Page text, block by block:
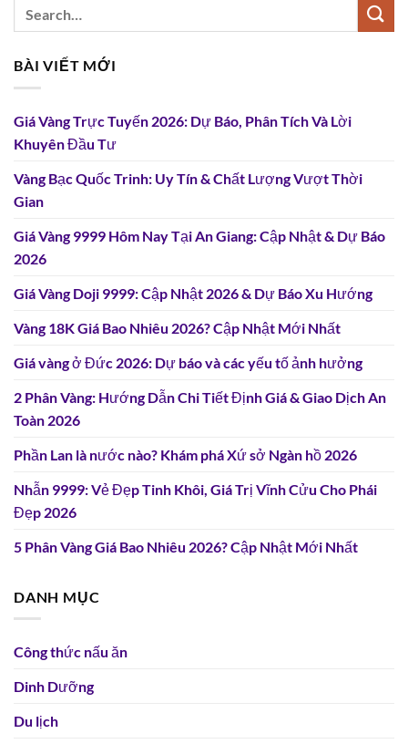
BÀI VIẾT MỚI
Giá Vàng Trực Tuyến 2026: Dự Báo, Phân Tích Và Lời
Khuyên Đầu Tư
Vàng Bạc Quốc Trinh: Uy Tín & Chất Lượng Vượt Thời
Gian
Giá Vàng 9999 Hôm Nay Tại An Giang: Cập Nhật & Dự Báo
2026
Giá Vàng Doji 9999: Cập Nhật 2026 & Dự Báo Xu Hướng
Vàng 18K Giá Bao Nhiêu 2026? Cập Nhật Mới Nhất
Giá vàng ở Đức 2026: Dự báo và các yếu tố ảnh hưởng
2 Phân Vàng: Hướng Dẫn Chi Tiết Định Giá & Giao Dịch An
Toàn 2026
Phần Lan là nước nào? Khám phá Xứ sở Ngàn hồ 2026
Nhẫn 9999: Vẻ Đẹp Tinh Khôi, Giá Trị Vĩnh Cửu Cho Phái
Đẹp 2026
5 Phân Vàng Giá Bao Nhiêu 2026? Cập Nhật Mới Nhất
DANH MỤC
Công thức nấu ăn
Dinh Dưỡng
Du lịch